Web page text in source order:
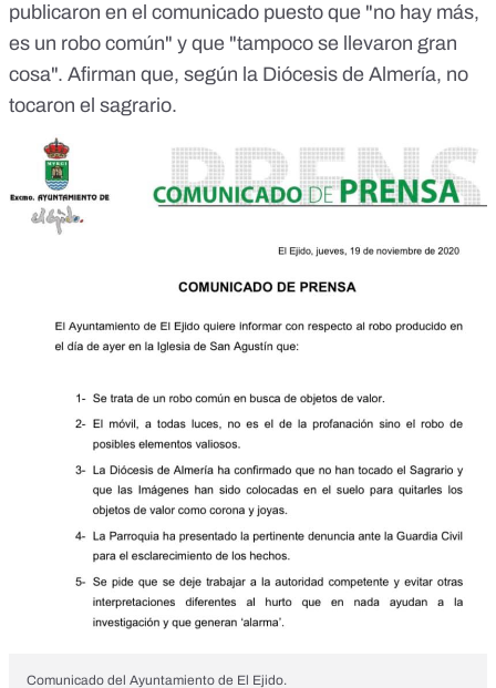
publicaron en el comunicado puesto que "no hay más,
es un robo común" y que "tampoco se llevaron gran
cosa". Afirman que, según la Diócesis de Almería, no
tocaron el sagrario.
Comunicado del Ayuntamiento de El Ejido.